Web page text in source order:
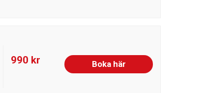
990 kr Boka här